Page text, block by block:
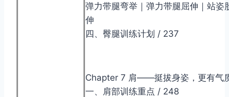
弹力带腿弯举｜弹力带腿屈伸｜站姿
伸
四、臀腿训练计划 / 237
Chapter 7 肩——挺拔身姿，更有气
一、肩部训练重点 / 248